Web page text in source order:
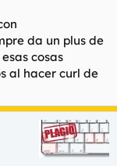
una mirada de
mucho.
da un plus de
cosas
al hacer curl de